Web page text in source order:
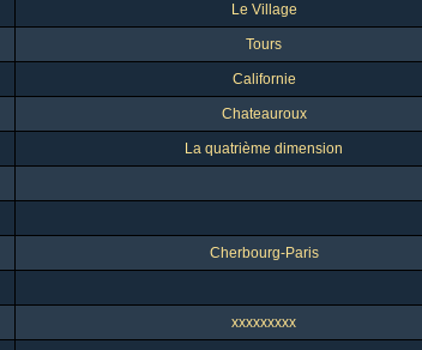
Le Village
Tours
Californie
Chateauroux
La quatrième dimension
Cherbourg-Paris
xxxxxxxxx